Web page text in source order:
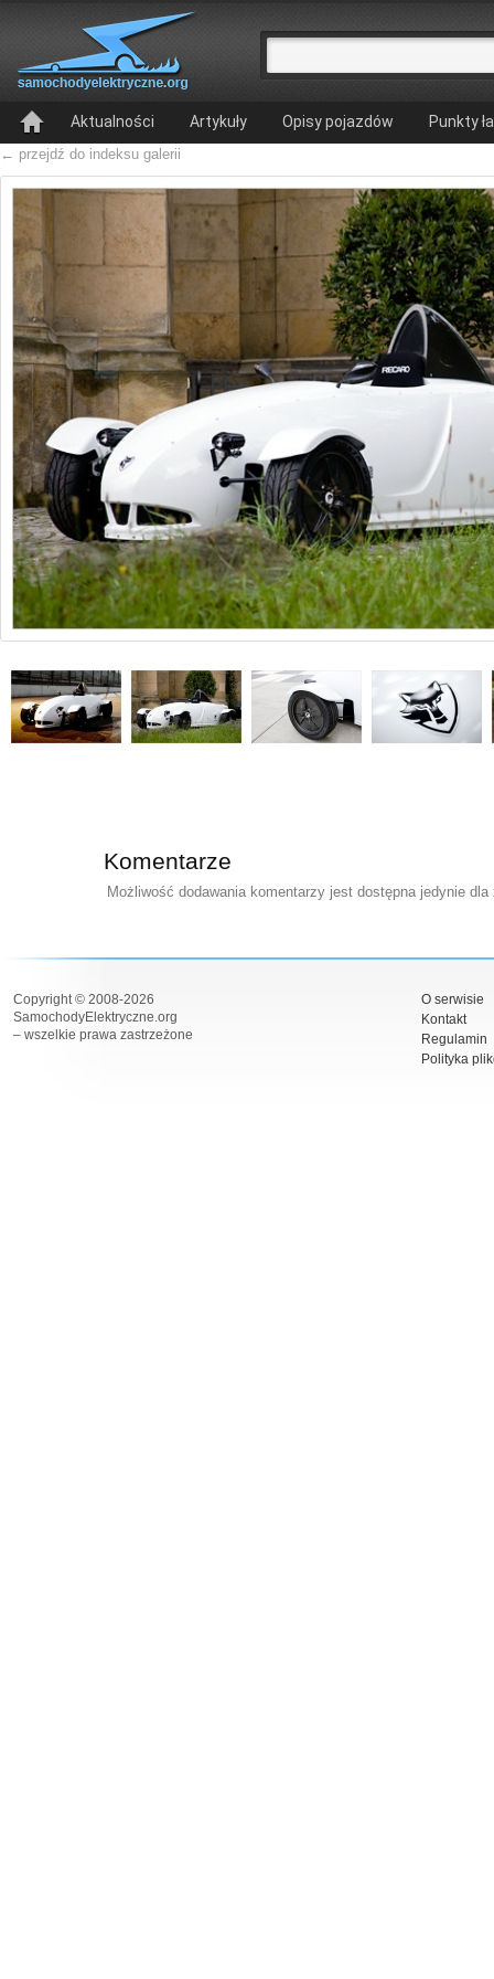
Aktualności Artykuły Opisy pojazdów Punkty
← przejdź do indeksu galerii
Komentarze
Możliwość dodawania komentarzy jest dostępna jedynie
Copyright © 2008-2026
SamochodyElektryczne.org
– wszelkie prawa zastrzeżone
O serwisie
Kontakt
Regulamin
Polityka